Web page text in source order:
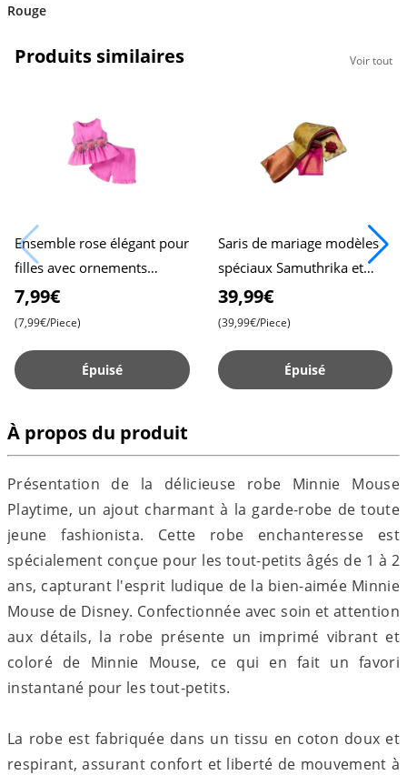
Rouge
Produits similaires Voir tout
Ensemble rose élégant pour
filles avec ornements
floraux et design chic à
basque , Tenue deux pièces
7,99€
(7,99€/Piece)
Épuisé
Saris de mariage modèles
spéciaux Samuthrika et
Vasthrakala pour des
célébrations inoubliables ,
39,99€
(39,99€/Piece)
Épuisé
À propos du produit
Présentation de la délicieuse robe Minnie Mouse
Playtime, un ajout charmant à la garde-robe de toute
jeune fashionista. Cette robe enchanteresse est
spécialement conçue pour les tout-petits âgés de 1 à 2
ans, capturant l'esprit ludique de la bien-aimée Minnie
Mouse de Disney. Confectionnée avec soin et attention
aux détails, la robe présente un imprimé vibrant et
coloré de Minnie Mouse, ce qui en fait un favori
instantané pour les tout-petits.
La robe est fabriquée dans un tissu en coton doux et
respirant, assurant confort et liberté de mouvement à